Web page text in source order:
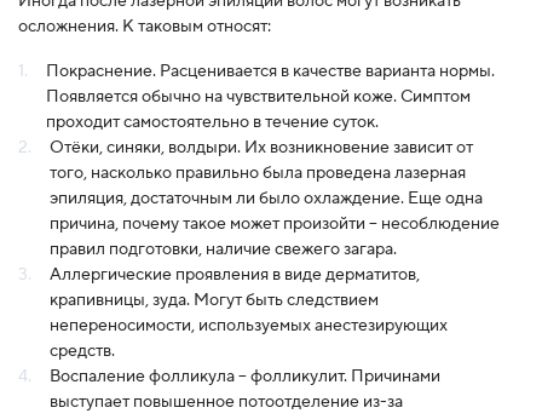
осложнения. К таковым относят:
Покраснение. Расценивается в качестве варианта нормы.
Появляется обычно на чувствительной коже. Симптом
проходит самостоятельно в течение суток.
Отёки, синяки, волдыри. Их возникновение зависит от
того, насколько правильно была проведена лазерная
эпиляция, достаточным ли было охлаждение. Еще одна
причина, почему такое может произойти – несоблюдение
правил подготовки, наличие свежего загара.
Аллергические проявления в виде дерматитов,
крапивницы, зуда. Могут быть следствием
непереносимости, используемых анестезирующих
средств.
Воспаление фолликула – фолликулит. Причинами
выступает повышенное потоотделение из-за